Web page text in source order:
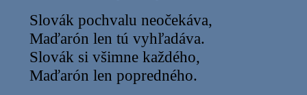
Slovák pochvalu neočekáva,
Maďarón len tú vyhľadáva.
Slovák si všimne každého,
Maďarón len popredného.